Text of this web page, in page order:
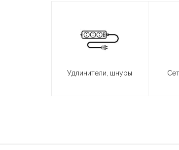
Удлинители, шнуры